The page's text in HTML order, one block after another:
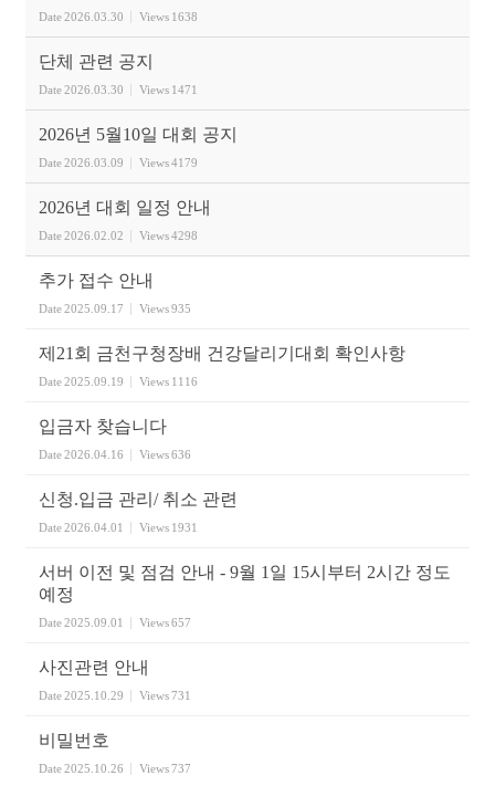
Date2026.03.30 Views 1638
단체 관련 공지
Date2026.03.30 Views 1471
2026년 5월10일 대회 공지
Date2026.03.09 Views4179
2026년 대회 일정 안내
Date2026.02.02 Views4298
추가 접수 안내
Date2025.09.17 Views935
제21회 금천구청장배 건강달리기대회 확인사항
Date2025.09.19 Views 1116
입금자 찾습니다
Date2026.04.16 Views636
신청.입금 관리/ 취소 관련
Date2026.04.01 Views 1931
서버 이전 및 점검 안내 - 9월 1일 15시부터 2시간 정도
예정
Date2025.09.01 Views657
사진관련 안내
Date2025.10.29 Views731
비밀번호
Date2025.10.26 Views737